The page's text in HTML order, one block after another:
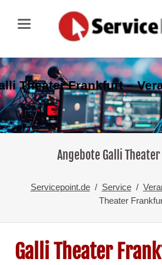
Theater Frankfurt –
Angebote Galli
Servicepoint.de Service
Theater
Galli Theater